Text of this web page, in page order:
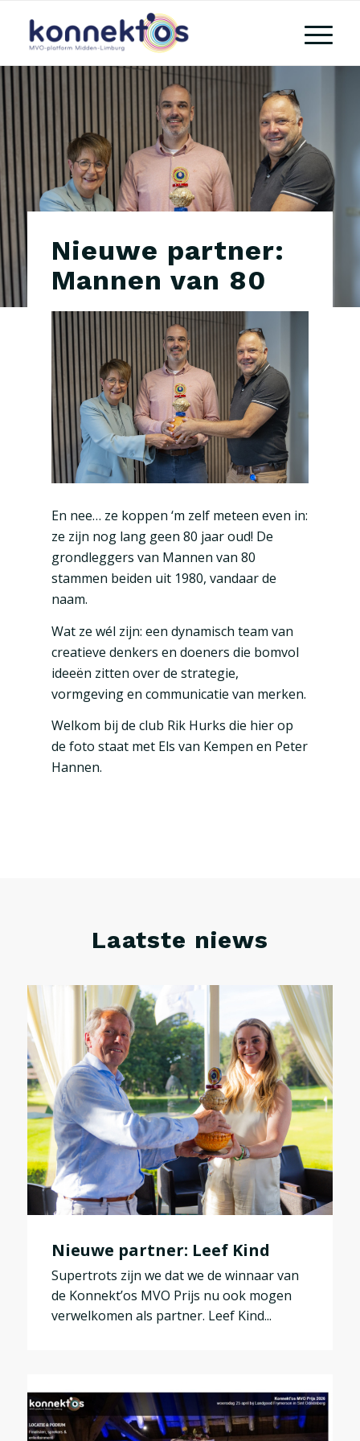
Nieuwe partner:
Mannen van 80
En nee… ze koppen ‘m zelf meteen even in:
ze zijn nog lang geen 80 jaar oud! De
grondleggers van Mannen van 80
stammen beiden uit 1980, vandaar de
naam.
Wat ze wél zijn: een dynamisch team van
creatieve denkers en doeners die bomvol
ideeën zitten over de strategie,
vormgeving en communicatie van merken.
Welkom bij de club Rik Hurks die hier op
de foto staat met Els van Kempen en Peter
Hannen.
Laatste niews
Nieuwe partner: Leef Kind
Supertrots zijn we dat we de winnaar van
de Konnekt’os MVO Prijs nu ook mogen
verwelkomen als partner. Leef Kind...